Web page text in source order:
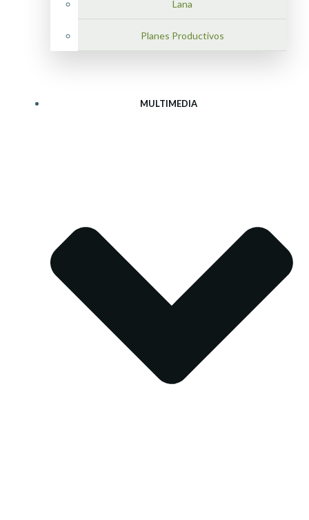
Lana
Planes Productivos
MULTIMEDIA